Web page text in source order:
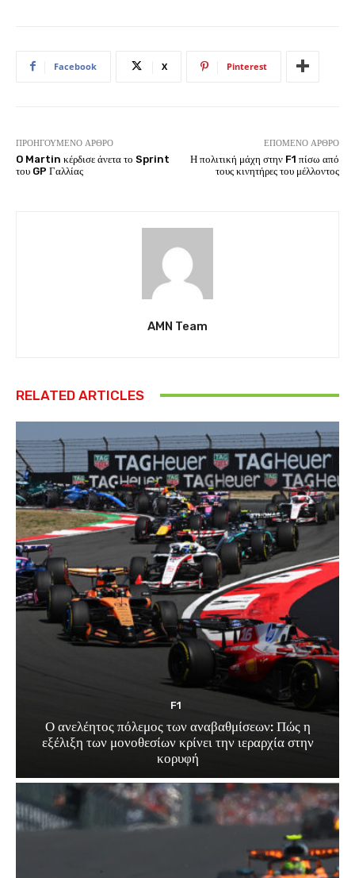
Facebook X Pinterest
ΠΡΟΗΓΟΎΜΕΝΟ ΆΡΘΡΟ
O Martin κέρδισε άνετα το Sprint
του GP Γαλλίας
ΕΠΌΜΕΝΟ ΆΡΘΡΟ
Η πολιτική μάχη στην F1 πίσω από
τους κινητήρες του μέλλοντος
AMN Team
RELATED ARTICLES
F1
Ο ανελέητος πόλεμος των αναβαθμίσεων: Πώς η
εξέλιξη των μονοθεσίων κρίνει την ιεραρχία στην
κορυφή